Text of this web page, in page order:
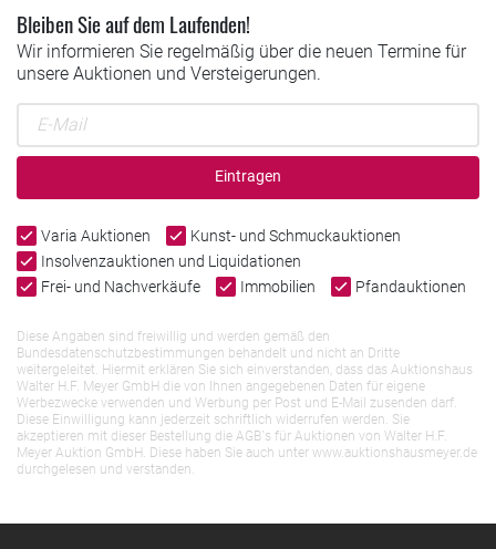
Bleiben Sie auf dem Laufenden!
Wir informieren Sie regelmäßig über die neuen Termine für
unsere Auktionen und Versteigerungen.
Eintragen
Varia Auktionen
Kunst- und Schmuckauktionen
Insolvenzauktionen und Liquidationen
Frei- und Nachverkäufe
Immobilien Pfandauktionen
Diese Angaben sind freiwillig und werden gemäß den
Bundesdatenschutzbestimmungen behandelt und nicht an Dritte
weitergeleitet. Hiermit erklären Sie sich einverstanden, dass das Auktionshaus
Walter H.F. Meyer GmbH die von Ihnen angegebenen Daten für eigene
Werbezwecke verwenden und Werbung per Post und E-Mail zusenden darf.
Diese Einwilligung kann jederzeit schriftlich widerrufen werden. Sie
akzeptieren mit dieser Bestellung die AGB`s für Auktionen von Walter H.F.
Meyer Auktion GmbH. Diese haben Sie auch unter www.auktionshausmeyer.de
durchgelesen und verstanden.